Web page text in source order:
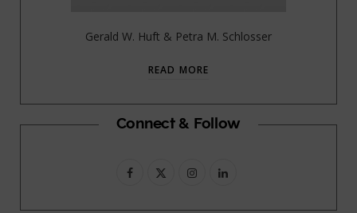
Gerald W. Huft & Petra M. Schlosser
READ MORE
Connect & Follow
I
L